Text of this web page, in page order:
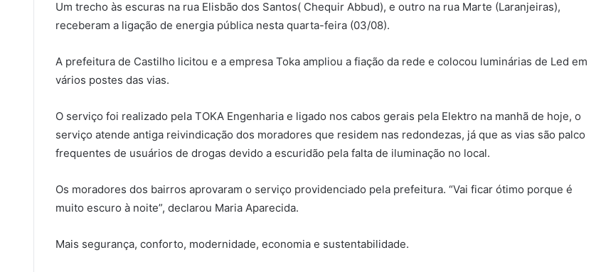
Um trecho às escuras na rua Elisbão dos Santos( Chequir Abbud), e outro na rua Marte (Laranjeiras),
receberam a ligação de energia pública nesta quarta-feira (03/08).
A prefeitura de Castilho licitou e a empresa Toka ampliou a fiação da rede e colocou luminárias de Led em
vários postes das vias.
O serviço foi realizado pela TOKA Engenharia e ligado nos cabos gerais pela Elektro na manhã de hoje, o
serviço atende antiga reivindicação dos moradores que residem nas redondezas, já que as vias são palco
frequentes de usuários de drogas devido a escuridão pela falta de iluminação no local.
Os moradores dos bairros aprovaram o serviço providenciado pela prefeitura. “Vai ficar ótimo porque é
muito escuro à noite”, declarou Maria Aparecida.
Mais segurança, conforto, modernidade, economia e sustentabilidade.